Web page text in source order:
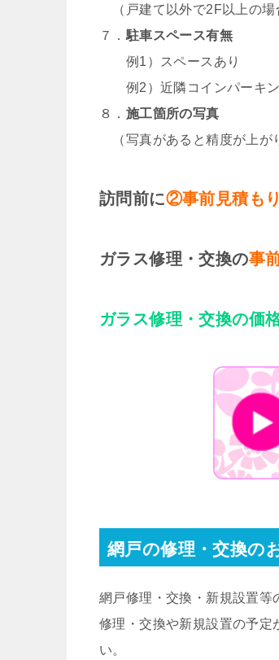
（戸建て以外で2F以上の場
７． 駐車スペース有無
例1）スペースあり
例2）近隣コインパーキ
８． 施工箇所の写真
（写真があると精度が上が
訪問前に②事前見積もり
ガラス修理・交換の事
ガラス修理・交換の価
網戸の修理・交換の
網戸修理・交換・新規設置等
修理・交換や新規設置の予
い。